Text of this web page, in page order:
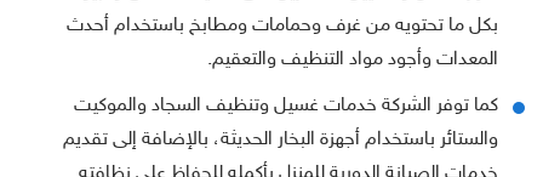
بكل ما تحتويه من غرف وحمامات ومطابخ باستخدام أحدث
المعدات وأجود مواد التنظيف والتعقيم.
كما توفر الشركة خدمات غسيل وتنظيف السجاد والموكيت
والستائر باستخدام أجهزة البخار الحديثة، بالإضافة إلى تقديم